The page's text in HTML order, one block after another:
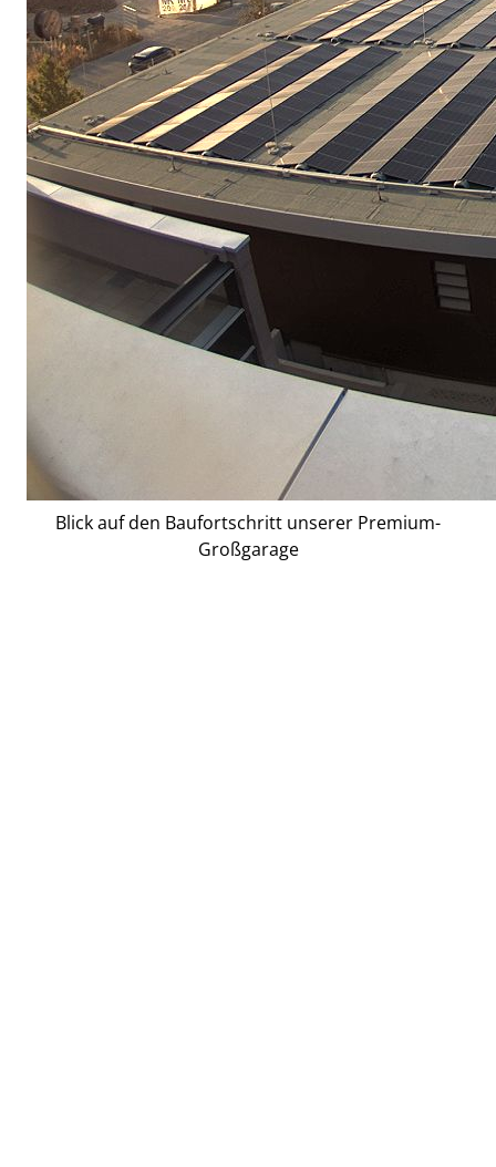
Blick auf den Baufortschritt unserer Premium-
Großgarage